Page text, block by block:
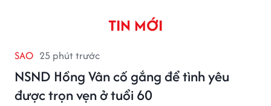
TIN MỚI
SAO 25 phút trước
NSND Hồng Vân cố gắng để tình yêu
được trọn vẹn ở tuổi 60